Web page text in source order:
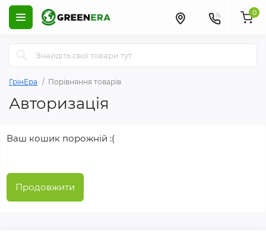
0
ГрінЕра Порівняння товарів
Авторизація
Ваш кошик порожній :(
Продовжити